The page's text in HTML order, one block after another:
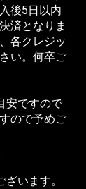
後5日以内
済となりま
各クレジッ
い。何卒ご
安ですので
ので予めご
います。